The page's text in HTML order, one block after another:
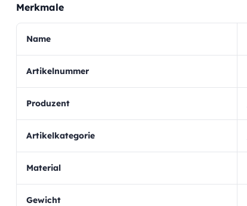
Merkmale
Name
Artikelnummer
Produzent
Artikelkategorie
Material
Gewicht